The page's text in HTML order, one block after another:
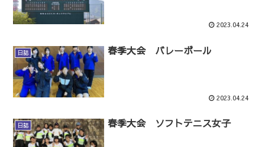
2023.04.24
日誌 春季大会 バレーボール
2023.04.24
日誌 春季大会 ソフトテニス女子